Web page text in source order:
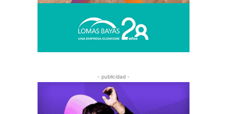
- publicidad -